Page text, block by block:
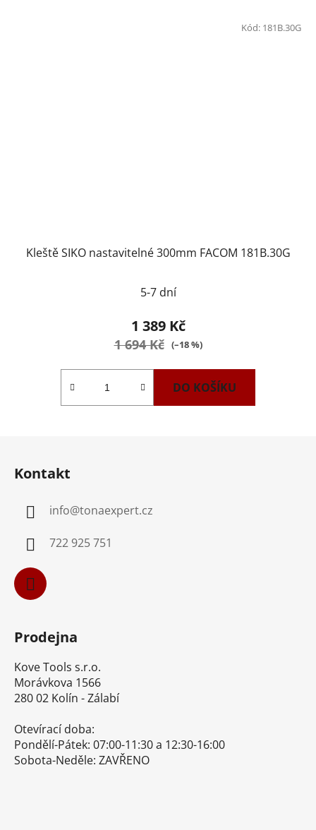
Kleště SIKO nastavitelné 300mm FACOM 181B.30G
5-7 dní
1 389 Kč
1 694 Kč (–18 %)
DO KOŠÍKU
Kód: 181B.30G
Kontakt
info@tonaexpert.cz
722 925 751
Prodejna
Kove Tools s.r.o.
Morávkova 1566
280 02 Kolín - Zálabí
Otevírací doba:
Pondělí-Pátek: 07:00-11:30 a 12:30-16:00
Sobota-Neděle: ZAVŘENO